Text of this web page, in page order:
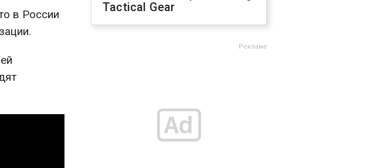
в России
Tactical Gear